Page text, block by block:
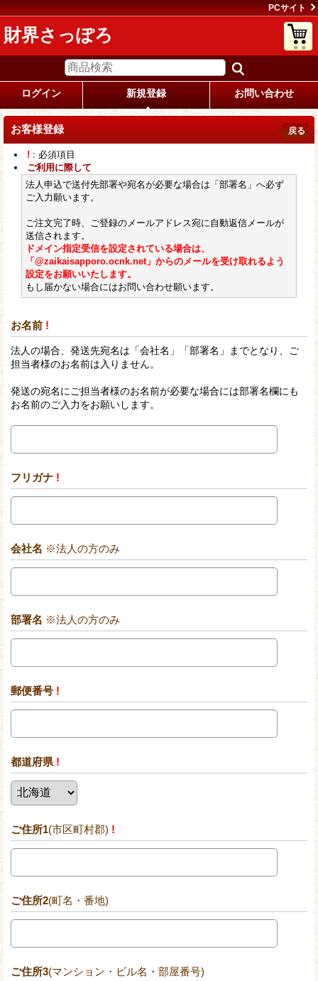
PCサイト
財界さっぽろ
ログイン 新規登録 お問い合わせ
お客様登録 戻る
! : 必須項目
ご利用に際して
法人申込で送付先部署や宛名が必要な場合は「部署名」へ必ず
ご入力願います。
ご注文完了時、ご登録のメールアドレス宛に自動返信メールが
送信されます。
ドメイン指定受信を設定されている場合は、
「@zaikaisapporo.ocnk.net」からのメールを受け取れるよう
設定をお願いいたします。
もし届かない場合にはお問い合わせ願います。
お名前 !
法人の場合、発送先宛名は「会社名」「部署名」までとなり、ご
担当者様のお名前は入りません。
発送の宛名にご担当者様のお名前が必要な場合には部署名欄にも
お名前のご入力をお願いします。
フリガナ !
会社名 ※法人の方のみ
部署名 ※法人の方のみ
郵便番号 !
都道府県 !
ご住所1(市区町村郡) !
ご住所2(町名・番地)
ご住所3(マンション・ビル名・部屋番号)